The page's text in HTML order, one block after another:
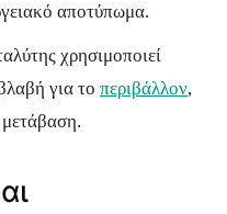
αποτύπωμα.
χρησιμοποιεί
για το περιβάλλον,